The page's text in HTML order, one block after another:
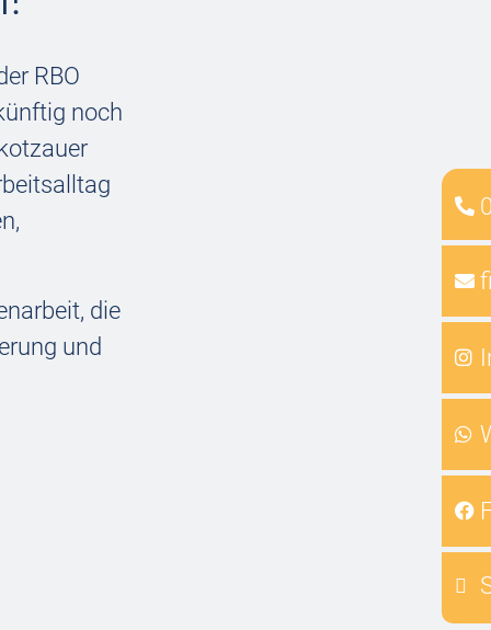
RBO
noch
die
und